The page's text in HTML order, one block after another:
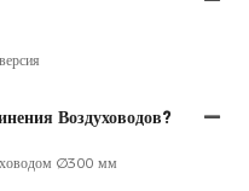
Воздуховодов?
Ø300 мм